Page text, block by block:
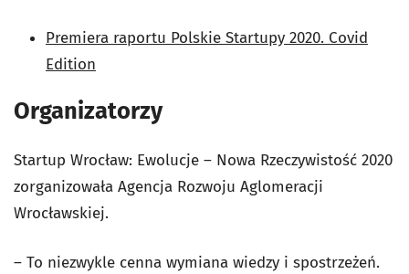
Premiera raportu Polskie Startupy 2020. Covid
Edition
Organizatorzy
Startup Wrocław: Ewolucje – Nowa Rzeczywistość 2020
zorganizowała Agencja Rozwoju Aglomeracji
Wrocławskiej.
– To niezwykle cenna wymiana wiedzy i spostrzeżeń.